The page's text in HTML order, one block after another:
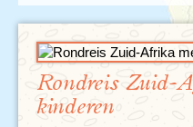
Rondreis Zuid-
kinderen